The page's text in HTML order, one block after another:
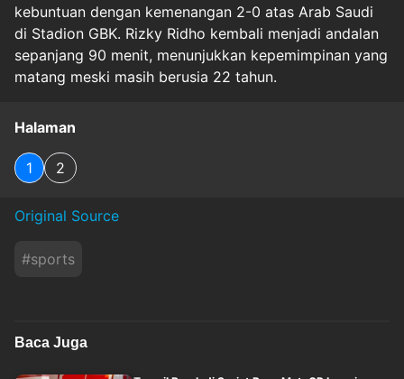
kebuntuan dengan kemenangan 2-0 atas Arab Saudi
di Stadion GBK. Rizky Ridho kembali menjadi andalan
sepanjang 90 menit, menunjukkan kepemimpinan yang
matang meski masih berusia 22 tahun.
Halaman
1 2
Original Source
#sports
Baca Juga